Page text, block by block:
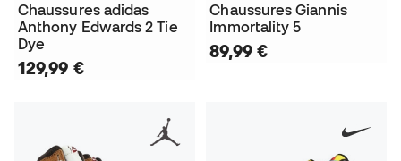
Chaussures adidas
Anthony Edwards 2 Tie
Dye
129,99 €
Chaussures Giannis
Immortality 5
89,99 €